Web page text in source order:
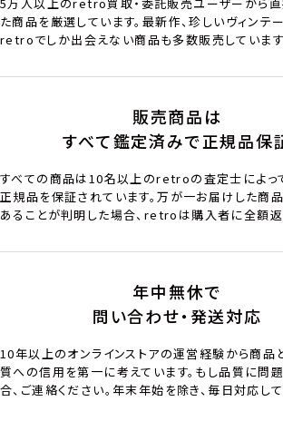
た商品を厳選しています。最新作、珍しいヴィンテ
retroでしか出会えない商品も多数販売しています
販売商品は
すべて鑑定済みで正規品保
すべての商品は10名以上のretroの査定士によっ
正規品を保証されています。万が一お届けした商
あることが判明した場合、retroは購入者に全額返
年中無休で
問い合わせ・発送対応
10年以上のオンラインストアの運営経験から商品
質への信用を第一に考えています。もし品質に問
合、ご連絡ください。年末年始を除き、毎日対応して